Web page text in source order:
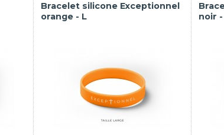
Bracelet silicone Exceptionnel
orange - L
noir -